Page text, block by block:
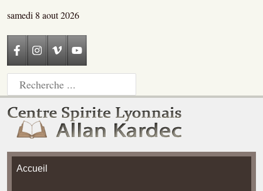
samedi 8 aout 2026
Accueil